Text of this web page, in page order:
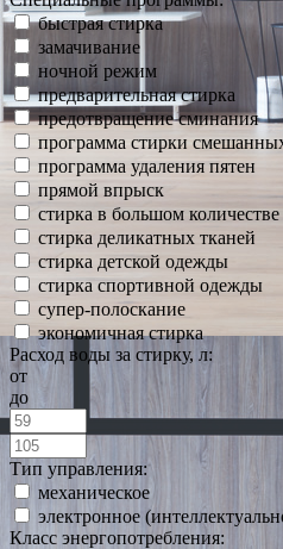
быстрая стирка
замачивание
ночной режим
предварительная стирка
предотвращение сминания
программа стирки
программа удаления пятен
прямой впрыск
стирка в большом
стирка деликатных тканей
стирка детской одежды
стирка спортивной одежды
супер-полоскание
экономичная стирка
Расход воды за стирку, л:
от
до
Тип управления:
механическое
электронное
Класс энергопотребления: